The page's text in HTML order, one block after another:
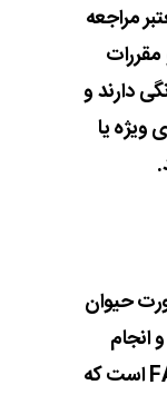
مراجعه
مقررات
دارند و
ویژه یا
حیوان
انجام
آزمایش‌هایی مانند آزمایش FAVN است که